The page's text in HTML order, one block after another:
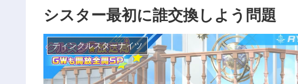
シスター最初に誰交換しよう問題
ティンクルスターナイツ